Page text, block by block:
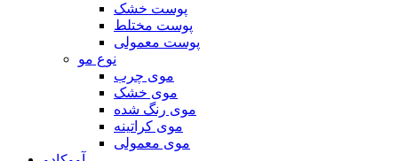
پوست خشک
پوست مختلط
پوست معمولی
نوع مو
موی چرب
موی خشک
موی رنگ شده
موی کراتینه
موی معمولی